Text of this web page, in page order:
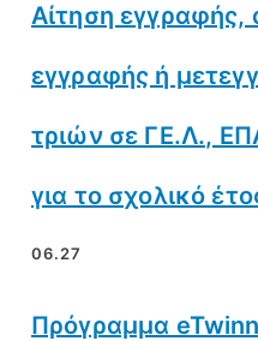
Αίτηση
εγγραφής ή
τριών σε ΓΕ.Λ.,
για το σχολικό
06.27
Πρόγραμμα